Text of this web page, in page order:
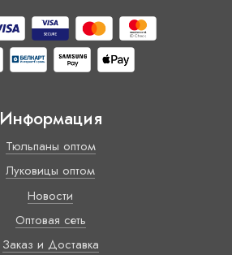
Информация
Тюльпаны оптом
Луковицы оптом
Новости
Оптовая сеть
Заказ и Доставка